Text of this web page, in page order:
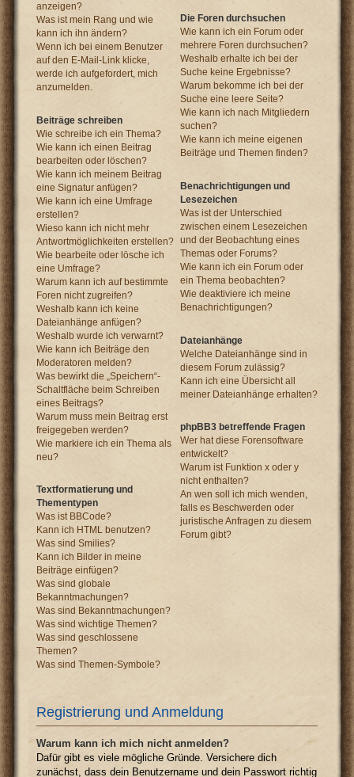
anzeigen?
Was ist mein Rang und wie
kann ich ihn ändern?
Wenn ich bei einem Benutzer
auf den E-Mail-Link klicke,
werde ich aufgefordert, mich
anzumelden.
Beiträge schreiben
Wie schreibe ich ein Thema?
Wie kann ich einen Beitrag
bearbeiten oder löschen?
Wie kann ich meinem Beitrag
eine Signatur anfügen?
Wie kann ich eine Umfrage
erstellen?
Wieso kann ich nicht mehr
Antwortmöglichkeiten erstellen?
Wie bearbeite oder lösche ich
eine Umfrage?
Warum kann ich auf bestimmte
Foren nicht zugreifen?
Weshalb kann ich keine
Dateianhänge anfügen?
Weshalb wurde ich verwarnt?
Wie kann ich Beiträge den
Moderatoren melden?
Was bewirkt die „Speichern“-
Schaltfläche beim Schreiben
eines Beitrags?
Warum muss mein Beitrag erst
freigegeben werden?
Wie markiere ich ein Thema als
neu?
Textformatierung und
Thementypen
Was ist BBCode?
Kann ich HTML benutzen?
Was sind Smilies?
Kann ich Bilder in meine
Beiträge einfügen?
Was sind globale
Bekanntmachungen?
Was sind Bekanntmachungen?
Was sind wichtige Themen?
Was sind geschlossene
Themen?
Was sind Themen-Symbole?
Die Foren durchsuchen
Wie kann ich ein Forum oder
mehrere Foren durchsuchen?
Weshalb erhalte ich bei der
Suche keine Ergebnisse?
Warum bekomme ich bei der
Suche eine leere Seite?
Wie kann ich nach Mitgliedern
suchen?
Wie kann ich meine eigenen
Beiträge und Themen finden?
Benachrichtigungen und
Lesezeichen
Was ist der Unterschied
zwischen einem Lesezeichen
und der Beobachtung eines
Themas oder Forums?
Wie kann ich ein Forum oder
ein Thema beobachten?
Wie deaktiviere ich meine
Benachrichtigungen?
Dateianhänge
Welche Dateianhänge sind in
diesem Forum zulässig?
Kann ich eine Übersicht all
meiner Dateianhänge erhalten?
phpBB3 betreffende Fragen
Wer hat diese Forensoftware
entwickelt?
Warum ist Funktion x oder y
nicht enthalten?
An wen soll ich mich wenden,
falls es Beschwerden oder
juristische Anfragen zu diesem
Forum gibt?
Registrierung und Anmeldung
Warum kann ich mich nicht anmelden?
Dafür gibt es viele mögliche Gründe. Versichere dich
zunächst, dass dein Benutzername und dein Passwort richtig